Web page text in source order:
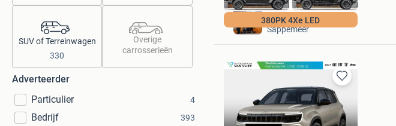
SUV of Terreinwagen
330
Overige
carrosserieën
Adverteerder
Particulier
4
Bedrijf 393
380PK 4Xe LED
Stadhuis Auto's
Sappemeer
Bewaren
in
Mijn
Favorieten